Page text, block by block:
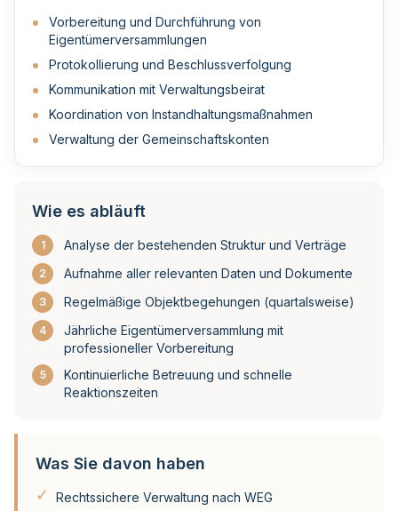
Vorbereitung und Durchführung von
Eigentümerversammlungen
Protokollierung und Beschlussverfolgung
Kommunikation mit Verwaltungsbeirat
Koordination von Instandhaltungsmaßnahmen
Verwaltung der Gemeinschaftskonten
Wie es abläuft
1 Analyse der bestehenden Struktur und Verträge
2 Aufnahme aller relevanten Daten und Dokumente
3 Regelmäßige Objektbegehungen (quartalsweise)
4
Jährliche Eigentümerversammlung mit
professioneller Vorbereitung
5
Kontinuierliche Betreuung und schnelle
Reaktionszeiten
Was Sie davon haben
✓
Rechtssichere Verwaltung nach WEG